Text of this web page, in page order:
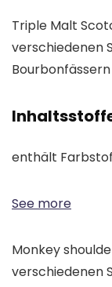
Triple Malt
verschiedenen
enthält
See more
Monkey
verschiedenen